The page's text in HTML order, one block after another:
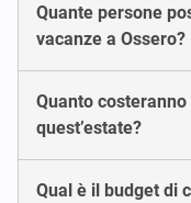
Quante persone
vacanze a Ossero?
Quanto
quest’estate?
Qual è il budget di